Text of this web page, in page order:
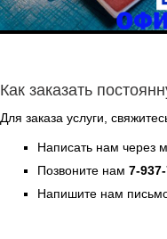
Как заказать
Для заказа услуги,
Написать нам через
Позвоните нам 7-
Напишите нам